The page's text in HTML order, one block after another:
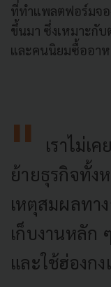
ที่ทำแพลตฟอร์มจอ
ขึ้นมา ซึ่งเหมาะกั
และคนนิยมซื้ออา
เราไม่เ
ย้ายธุรกิจทั้ง
เหตุสมผลทา
เก็บงานหลัก
และใช้ฮ่องก